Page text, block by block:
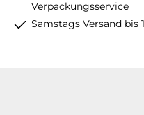
Verpackungsservice
Samstags Versand bis